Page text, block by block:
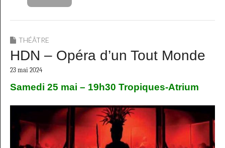
THÉÂTRE
HDN – Opéra d’un Tout Monde
23 mai 2024
Samedi 25 mai – 19h30 Tropiques-Atrium